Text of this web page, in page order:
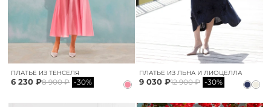
ПЛАТЬЕ ИЗ ТЕНСЕЛЯ
6 230 ₽8 900 ₽ -30%
ПЛАТЬЕ ИЗ ЛЬНА И ЛИОЦЕЛЛА
9 030 ₽12 900 ₽ -30%